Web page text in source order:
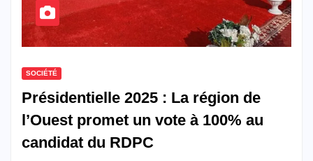
SOCIÉTÉ
Présidentielle 2025 : La région de
l’Ouest promet un vote à 100% au
candidat du RDPC